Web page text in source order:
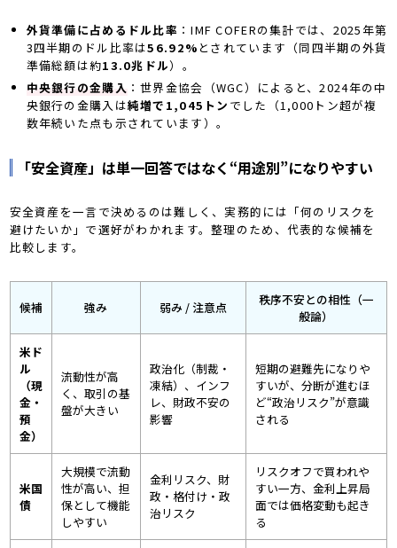
外貨準備に占めるドル比率 ：IMF COFERの集計では、2025年第
3四半期のドル比率は56.92% とされています（同四半期の外貨
準備総額は約13.0兆ドル）。
中央銀行の金購入 ：世界金協会（WGC）によると、2024年の中
央銀行の金購入は純増で1,045トン でした（1,000トン超が複
数年続いた点も示されています）。
「安全資産」は単一回答ではなく“用途別”になりやすい
安全資産を一言で決めるのは難しく、実務的には「何のリスクを
避けたいか」で選好がわかれます。整理のため、代表的な候補を
比較します。
候補 強み 弱み / 注意点
秩序不安との相性（一
般論）
米ド
ル
（現
金・
預
金）
流動性が高
く、取引の基
盤が大きい
政治化（制裁・
凍結）、インフ
レ、財政不安の
影響
短期の避難先になりや
すいが、分断が進むほ
ど“政治リスク”が意識
される
米国
債
大規模で流動
性が高い、担
保として機能
しやすい
金利リスク、財
政・格付け・政
治リスク
リスクオフで買われや
すい一方、金利上昇局
面では価格変動も起き
る